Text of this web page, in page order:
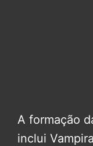
A formação
inclui